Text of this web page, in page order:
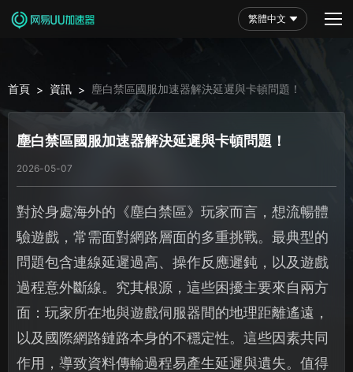
繁體中文
首頁 > 資訊 > 塵白禁區國服加速器解決延遲與卡頓問題！
塵白禁區國服加速器解決延遲與卡頓問題！
2026-05-07
對於身處海外的《塵白禁區》玩家而言，想流暢體
驗遊戲，常需面對網路層面的多重挑戰。最典型的
問題包含連線延遲過高、操作反應遲鈍，以及遊戲
過程意外斷線。究其根源，這些困擾主要來自兩方
面：玩家所在地與遊戲伺服器間的地理距離遙遠，
以及國際網路鏈路本身的不穩定性。這些因素共同
作用，導致資料傳輸過程易產生延遲與遺失。值得